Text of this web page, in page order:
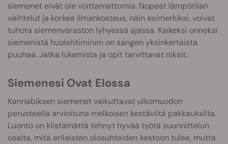
siemenet eivät ole voittamattomia. Nopeat lämpötilan
vaihtelut ja korkea ilmankosteus, näin esimerkiksi, voivat
tuhota siemenvaraston lyhyessä ajassa. Kaikeksi onneksi
siemenistä huolehtiminen on sangen yksinkertaista
puuhaa. Jatka lukemista ja opit tarvittavat niksit.
Siemenesi Ovat Elossa
Kannabiksen siemenet vaikuttavat ulkomuodon
perusteella arvioituna melkoisen kestäviltä pakkauksilta.
Luonto on kiistämättä tehnyt hyvää työtä suunnittelun
osalta, mitä erilaisten olosuhteiden kestoon tulee, mutta